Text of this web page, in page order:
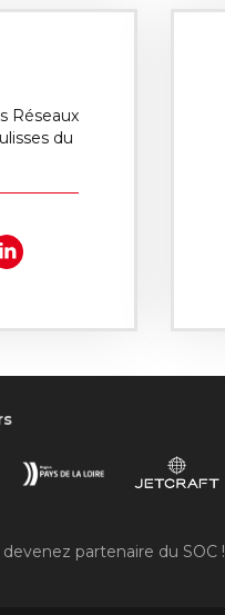
Réseaux
du
devenez partenaire du SOC !